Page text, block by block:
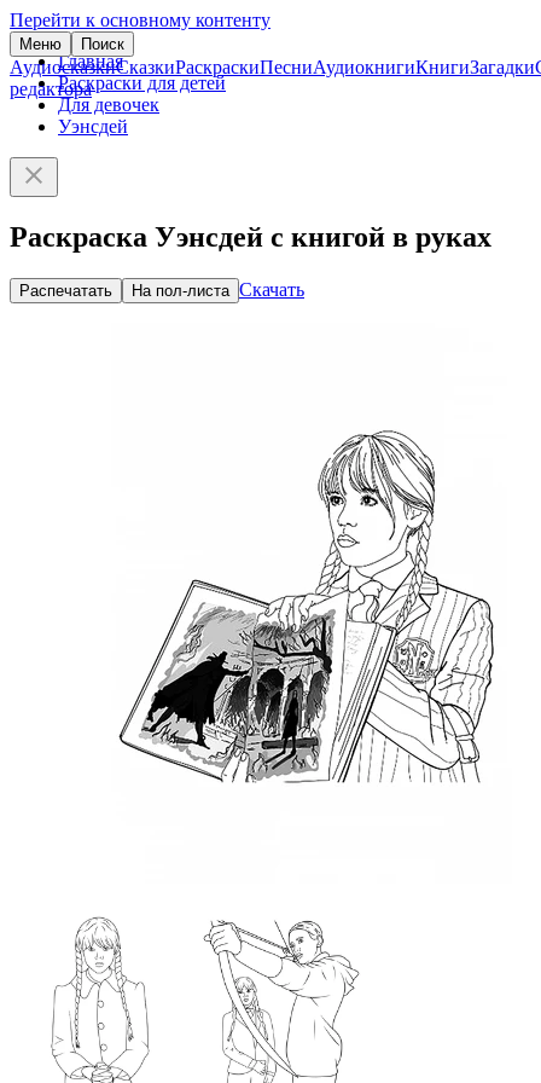
Перейти к основному контенту
Меню Поиск
АудиосказкиСказкиРаскраскиПесниАудиокнигиКнигиЗагадки
редактора
Главная
Раскраски для детей
Для девочек
Уэнсдей
Раскраска Уэнсдей с книгой в руках
Распечатать На пол-листа Скачать